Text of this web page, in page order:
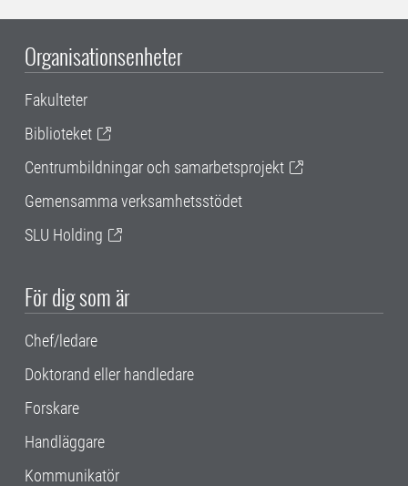
Organisationsenheter
Fakulteter
Biblioteket
Centrumbildningar och samarbetsprojekt
Gemensamma verksamhetsstödet
SLU Holding
För dig som är
Chef/ledare
Doktorand eller handledare
Forskare
Handläggare
Kommunikatör